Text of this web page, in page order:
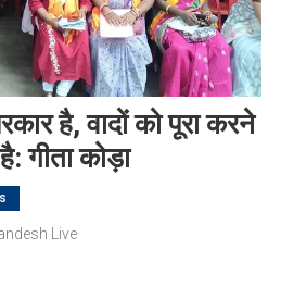
है, वादों को पूरा करने
गीता कोड़ा
Live